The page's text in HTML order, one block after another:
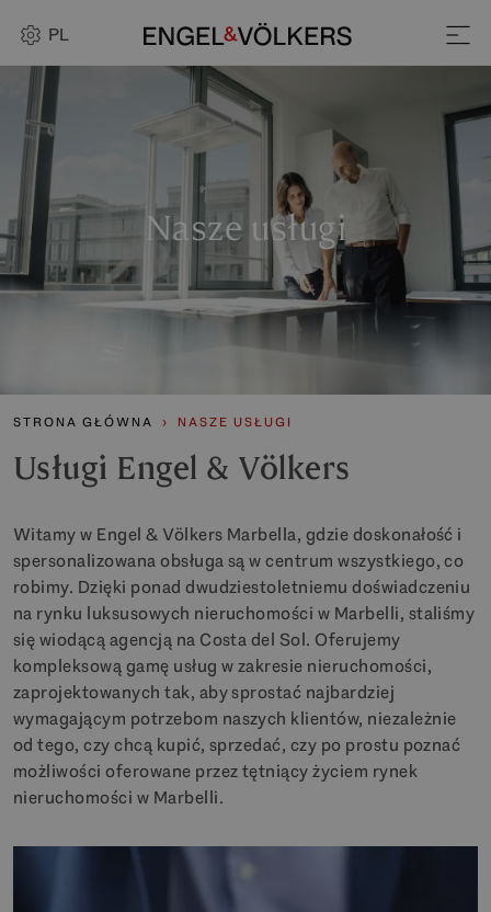
PL
Nasze usługi
STRONA GŁÓWNA NASZE USŁUGI
Usługi Engel & Völkers
Witamy w Engel & Völkers Marbella, gdzie doskonałość i
spersonalizowana obsługa są w centrum wszystkiego, co
robimy. Dzięki ponad dwudziestoletniemu doświadczeniu
na rynku luksusowych nieruchomości w Marbelli, staliśmy
się wiodącą agencją na Costa del Sol. Oferujemy
kompleksową gamę usług w zakresie nieruchomości,
zaprojektowanych tak, aby sprostać najbardziej
wymagającym potrzebom naszych klientów, niezależnie
od tego, czy chcą kupić, sprzedać, czy po prostu poznać
możliwości oferowane przez tętniący życiem rynek
nieruchomości w Marbelli.